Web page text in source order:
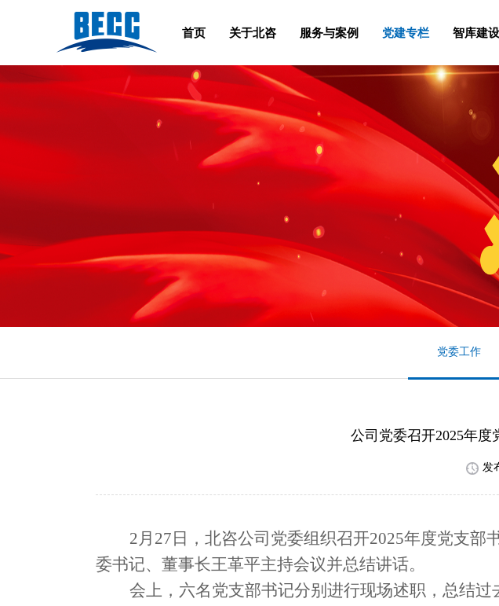
首页 关于北咨 服务与案例 党建专栏 智库建设
党委工作
公司党委召开2025年
发
2月27日，北咨公司党委组织召开2025年度党支
委书记、董事长王革平主持会议并总结讲话。
会上，六名党支部书记分别进行现场述职，总结